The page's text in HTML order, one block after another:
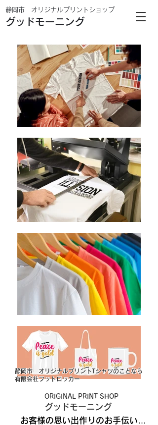
静岡市 オリジナルプリントショップ
グッドモーニング
静岡市 オリジナルプリントTシャツのことなら
有限会社フットロッカー
ORIGINAL PRINT SHOP
グッドモーニング
お客様の思い出作りのお手伝い…